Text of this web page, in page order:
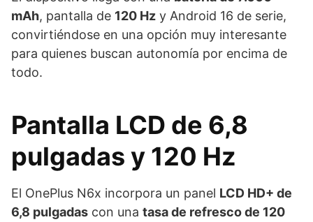
mAh, pantalla de 120 Hz y Android 16 de serie,
convirtiéndose en una opción muy interesante
para quienes buscan autonomía por encima de
todo.
Pantalla LCD de 6,8
pulgadas y 120 Hz
El OnePlus N6x incorpora un panel LCD HD+ de
6,8 pulgadas con una tasa de refresco de 120